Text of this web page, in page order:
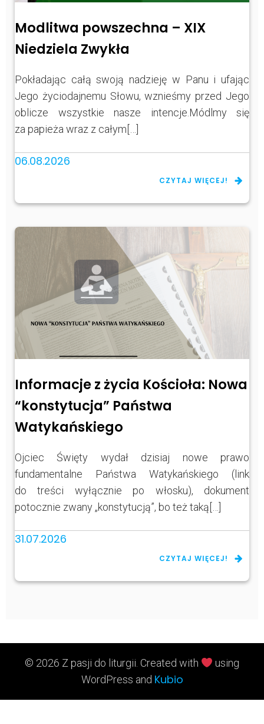
Modlitwa powszechna – XIX
Niedziela Zwykła
Pokładając całą swoją nadzieję w Panu i ufając
Jego życiodajnemu Słowu, wznieśmy przed Jego
oblicze wszystkie nasze intencje.Módlmy się
za papieża wraz z całym[…]
06.08.2026
CZYTAJ WIĘCEJ!
Informacje z życia Kościoła: Nowa
“konstytucja” Państwa
Watykańskiego
Ojciec Święty wydał dzisiaj nowe prawo
fundamentalne Państwa Watykańskiego (link
do treści wyłącznie po włosku), dokument
potocznie zwany „konstytucją”, bo też taką[…]
31.07.2026
CZYTAJ WIĘCEJ!
© 2026 Z pasji do liturgii. Created with
using
WordPress and Kubio